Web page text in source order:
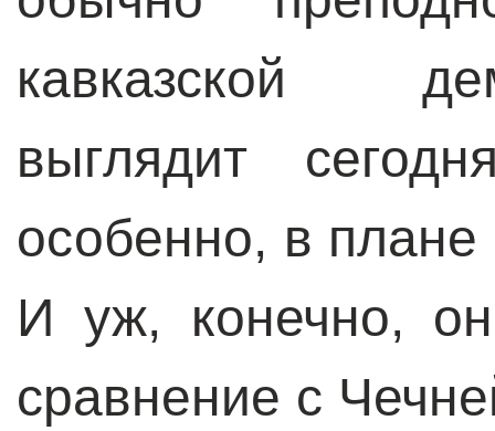
кавказской
выглядит
особенно, в
И уж, конечно,
сравнение с